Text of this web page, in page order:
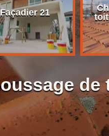
Façadier 21
de